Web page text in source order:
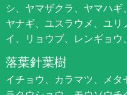
シ、ヤマザクラ、ヤマハ
ヤナギ、ユスラウメ、ユ
イ、リョウブ、レンギョウ
落葉針葉樹
イチョウ、カラマツ、メタ